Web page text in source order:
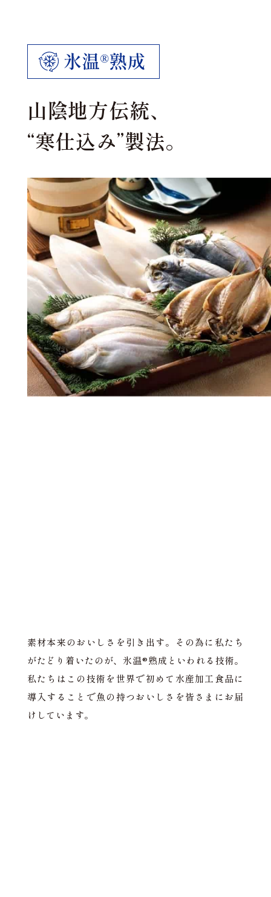
山陰地方伝統、
“寒仕込み”製法。
素材本来のおいしさを引き出す。その為に私たち
がたどり着いたのが、氷温®︎熟成といわれる技術。
私たちはこの技術を世界で初めて水産加工食品に
導入することで魚の持つおいしさを皆さまにお届
けしています。